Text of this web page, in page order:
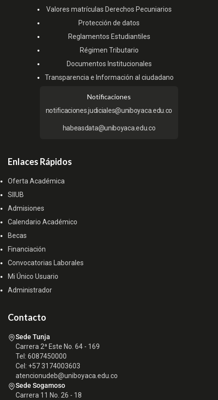
Valores matrículas Derechos Pecuniarios
Protección de datos
Reglamentos Estudiantiles
Régimen Tributario
Documentos Institucionales
Transparencia e Información al ciudadano
Notificaciones
notificaciones.judiciales@uniboyaca.edu.co
habeasdata@uniboyaca.edu.co
Enlaces Rápidos
Oferta Académica
SIIUB
Admisiones
Calendario Académico
Becas
Financiación
Convocatorias Laborales
Mi Único Usuario
Administrador
Contacto
Sede Tunja
Carrera 2ª Este No. 64 - 169
Tel: 6087450000
Cel: +57 3174003603
atencionudeb@uniboyaca.edu.co
Sede Sogamoso
Carrera 11 No. 26 - 18